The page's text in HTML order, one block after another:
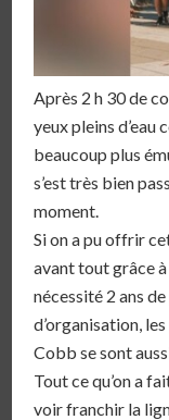
Après 2 h 30 de
yeux pleins d’eau
beaucoup plus
s’est très bien
moment.
Si on a pu offrir
avant tout grâce
nécessité 2 ans
d’organisation,
Cobb se sont
Tout ce qu’on a
voir franchir la